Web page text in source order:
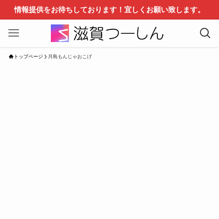
情報提供をお待ちしております！宜しくお願い致します。
トップページ 月島もんじゃおこげ